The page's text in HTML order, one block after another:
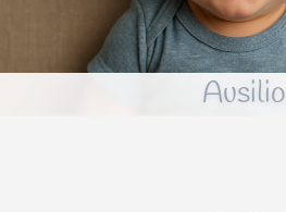
Ausilio